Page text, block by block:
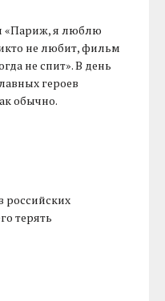
«Париж, я люблю
не любит, фильм
не спит». В день
героев
обычно.
российских
терять